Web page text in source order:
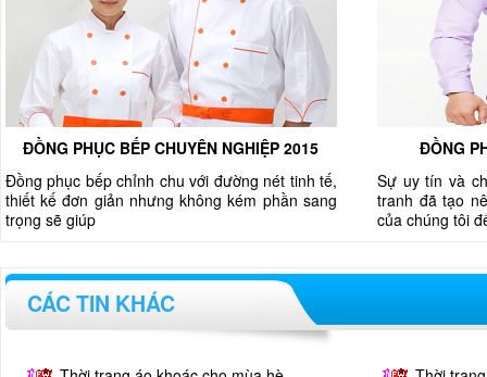
ĐỒNG PHỤC BẾP CHUYÊN NGHIỆP 2015
Đồng phục bếp chỉnh chu với đường nét tinh tế,
thiết kế đơn giản nhưng không kém phần sang
trọng sẽ giúp
ĐỒNG
Sự uy tín và
tranh đã tạo
của chúng tôi
CÁC TIN KHÁC